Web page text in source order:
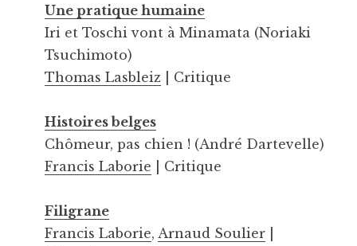
Une pratique humaine
Iri et Toschi vont à Minamata (Noriaki
Tsuchimoto)
Thomas Lasbleiz | Critique
Histoires belges
Chômeur, pas chien ! (André Dartevelle)
Francis Laborie | Critique
Filigrane
Francis Laborie, Arnaud Soulier